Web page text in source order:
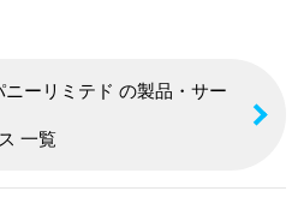
ーリミテド の製品・サー
一覧